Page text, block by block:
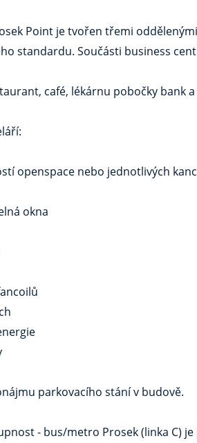
Point je tvořen třemi
standardu. Součásti business
café, lékárnu pobočky bank
openspace nebo jednotlivých
okna
parkovacího stání v budově.
- bus/metro Prosek (linka C)